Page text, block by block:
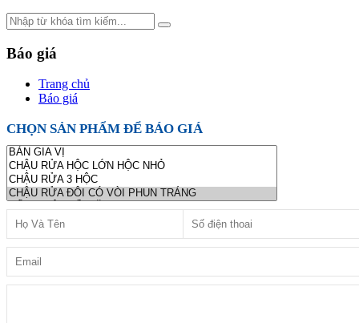
Báo giá
Trang chủ
Báo giá
CHỌN SẢN PHẨM ĐỂ BÁO GIÁ